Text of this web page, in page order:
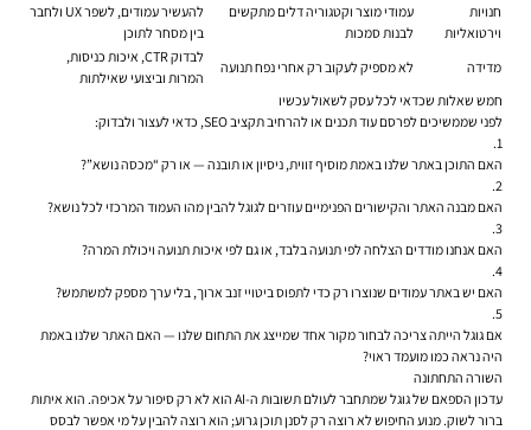
חנויות
וירטואליות
עמודי מוצר וקטגוריה דלים מתקשים
לבנות סמכות
להעשיר עמודים, לשפר UX ולחבר
בין מסחר לתוכן
מדידה
לא מספיק לעקוב רק אחרי נפח תנועה
לבדוק CTR, איכות כניסות,
המרות וביצועי שאילתות
חמש שאלות שכדאי לכל עסק לשאול עכשיו
לפני שממשיכים לפרסם עוד תכנים או להרחיב תקציב SEO, כדאי לעצור ולבדוק:
האם התוכן באתר שלנו באמת מוסיף זווית, ניסיון או תובנה — או רק “מכסה נושא”?
האם מבנה האתר והקישורים הפנימיים עוזרים לגוגל להבין מהו העמוד המרכזי לכל נושא?
האם אנחנו מודדים הצלחה לפי תנועה בלבד, או גם לפי איכות תנועה ויכולת המרה?
האם יש באתר עמודים שנוצרו רק כדי לתפוס ביטויי זנב ארוך, בלי ערך מספק למשתמש?
אם גוגל הייתה צריכה לבחור מקור אחד שמייצג את התחום שלנו — האם האתר שלנו באמת
היה נראה כמו מועמד ראוי?
השורה התחתונה
עדכון הספאם של גוגל שמתחבר לעולם תשובות ה-AI הוא לא רק סיפור על אכיפה. הוא איתות
ברור לשוק. מנוע החיפוש לא רוצה רק לסנן תוכן גרוע; הוא רוצה להבין על מי אפשר לבסס